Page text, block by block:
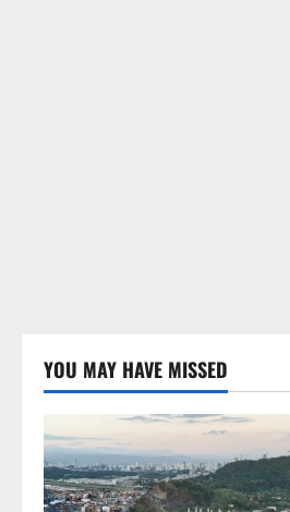
YOU MAY HAVE MISSED